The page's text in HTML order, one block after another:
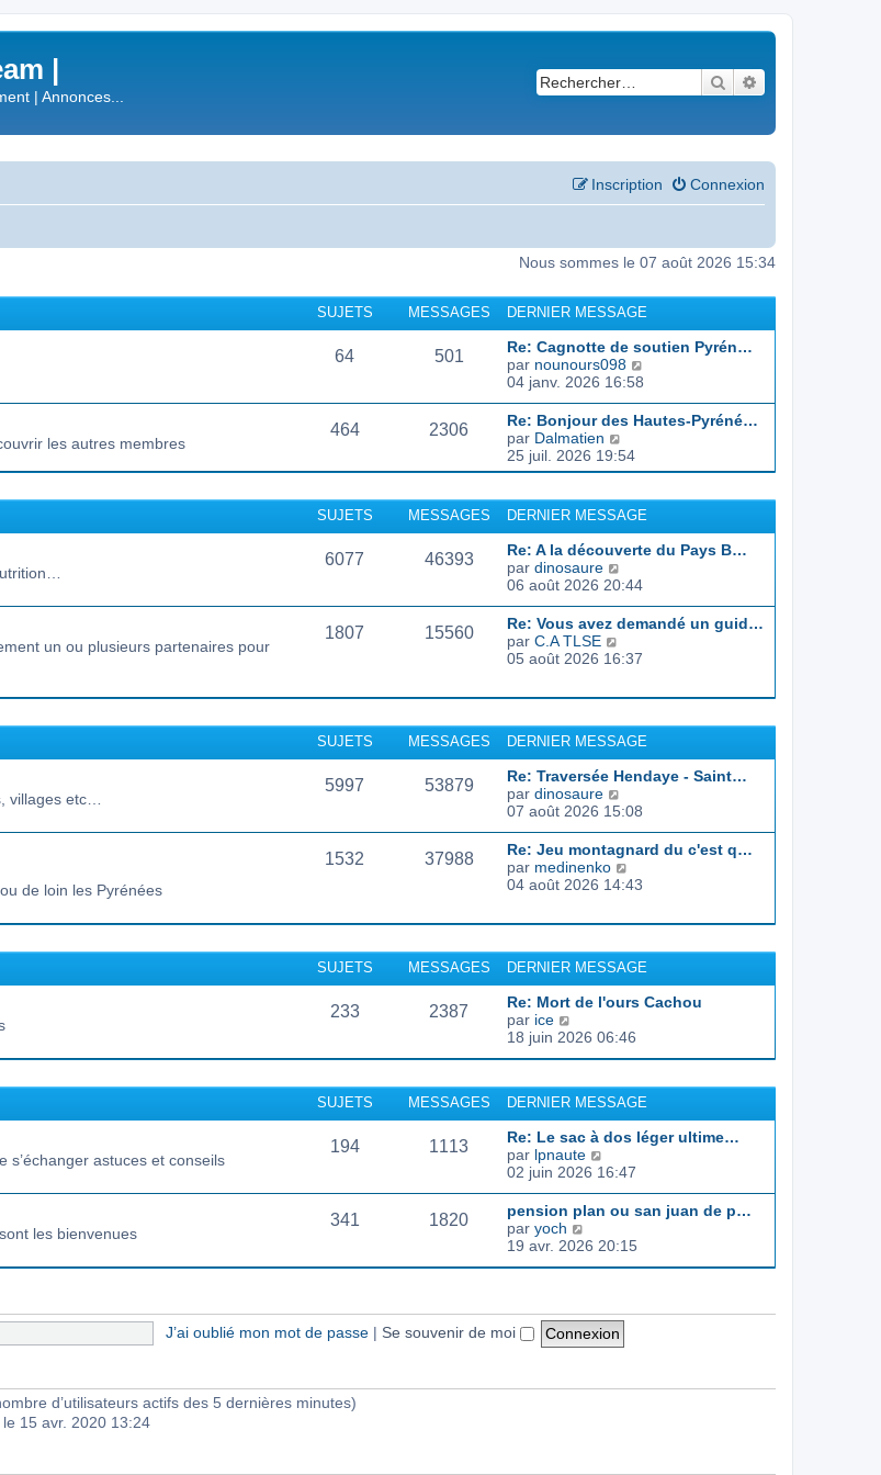
|
| Annonces...
Rechercher
Connexion
Inscription
Nous sommes le 07 août 2026 15:34
SUJETS MESSAGES DERNIER MESSAGE
64 501
Re: Cagnotte de soutien Pyrén…
par nounours098
s
t
r
l
e
d
n
i
e
s
a
g
e
04 janv. 2026 16:58
les autres membres
464 2306
Re: Bonjour des Hautes-Pyréné…
par Dalmatien
o
n
u
l
e
l
e
d
r
i
r
e
s
e
25 juil. 2026 19:54
SUJETS MESSAGES DERNIER MESSAGE
6077 46393
Re: A la découverte du Pays B…
par dinosaure
o
s
l
l
e
d
e
n
i
e
r
m
a
g
e
06 août 2026 20:44
un ou plusieurs partenaires pour
1807 15560
Re: Vous avez demandé un guid…
par C.A TLSE
o
l
t
e
r
l
e
d
e
r
n
e
m
e
s
s
g
e
05 août 2026 16:37
SUJETS MESSAGES DERNIER MESSAGE
villages etc…
5997 53879
Re: Traversée Hendaye - Saint…
par dinosaure
o
s
u
l
l
e
d
e
n
i
r
m
e
s
a
g
e
07 août 2026 15:08
de loin les Pyrénées
1532 37988
Re: Jeu montagnard du c'est q…
par medinenko
o
l
t
e
r
e
d
r
n
e
r
m
e
s
a
g
04 août 2026 14:43
SUJETS MESSAGES DERNIER MESSAGE
233 2387
Re: Mort de l'ours Cachou
par ice
o
u
t
e
r
l
e
d
e
r
n
r
m
e
s
18 juin 2026 06:46
SUJETS MESSAGES DERNIER MESSAGE
s’échanger astuces et conseils
194 1113
Re: Le sac à dos léger ultime…
par lpnaute
o
s
l
l
e
d
02 juin 2026 16:47
les bienvenues
341 1820
pension plan ou san juan de p…
par yoch
o
l
t
e
l
19 avr. 2026 20:15
J’ai oublié mon mot de passe | Se souvenir de moi
d’utilisateurs actifs des 5 dernières minutes)
le 15 avr. 2020 13:24